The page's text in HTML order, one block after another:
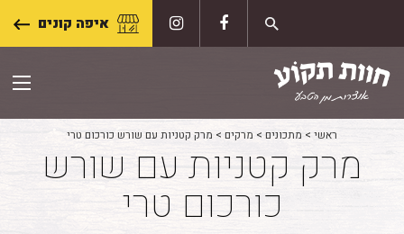
content
איפה קונים
ראשי > מתכונים > מרקים > מרק קטניות עם שורש כורכום טרי
מרק קטניות עם שורש
כורכום טרי